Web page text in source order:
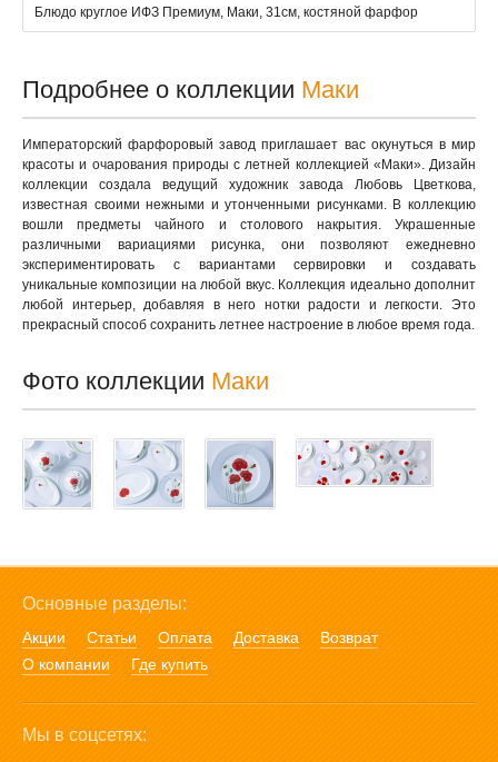
Блюдо круглое ИФЗ Премиум, Маки, 31см, костяной фарфор
Подробнее о коллекции Маки
Императорский фарфоровый завод приглашает вас окунуться в мир
красоты и очарования природы с летней коллекцией «Маки». Дизайн
коллекции создала ведущий художник завода Любовь Цветкова,
известная своими нежными и утонченными рисунками. В коллекцию
вошли предметы чайного и столового накрытия. Украшенные
различными вариациями рисунка, они позволяют ежедневно
экспериментировать с вариантами сервировки и создавать
уникальные композиции на любой вкус. Коллекция идеально дополнит
любой интерьер, добавляя в него нотки радости и легкости. Это
прекрасный способ сохранить летнее настроение в любое время года.
Фото коллекции Маки
Основные разделы:
Акции Статьи Оплата Доставка
Возврат
О компании
Где купить
Мы в соцсетях: